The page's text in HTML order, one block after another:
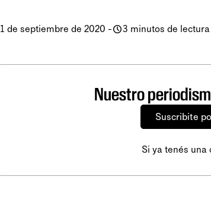
1 de septiembre de 2020 - 3 minutos de lectura
Nuestro
Suscribite
Si ya tenés una